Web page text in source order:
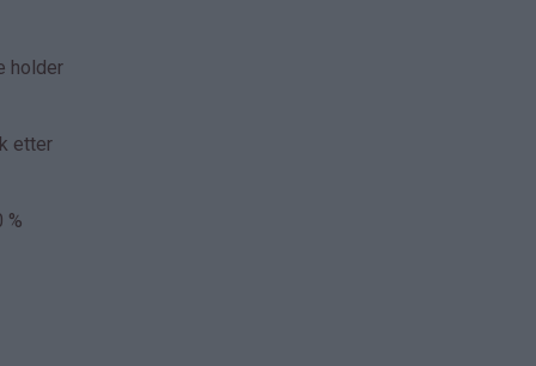
holder
etter
%